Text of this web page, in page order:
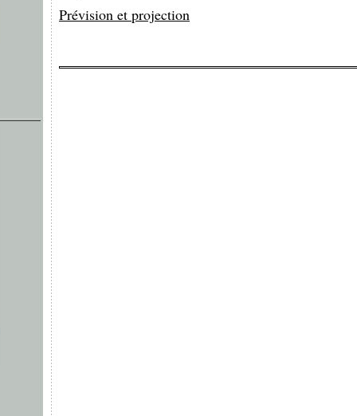
Prévision et projection